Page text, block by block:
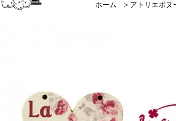
ホーム > アトリエボヌ
フラン